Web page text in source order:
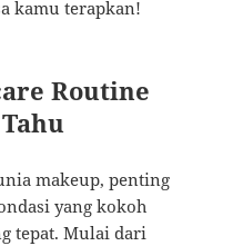
kamu terapkan!
Routine
makeup, penting
yang kokoh
tepat. Mulai dari